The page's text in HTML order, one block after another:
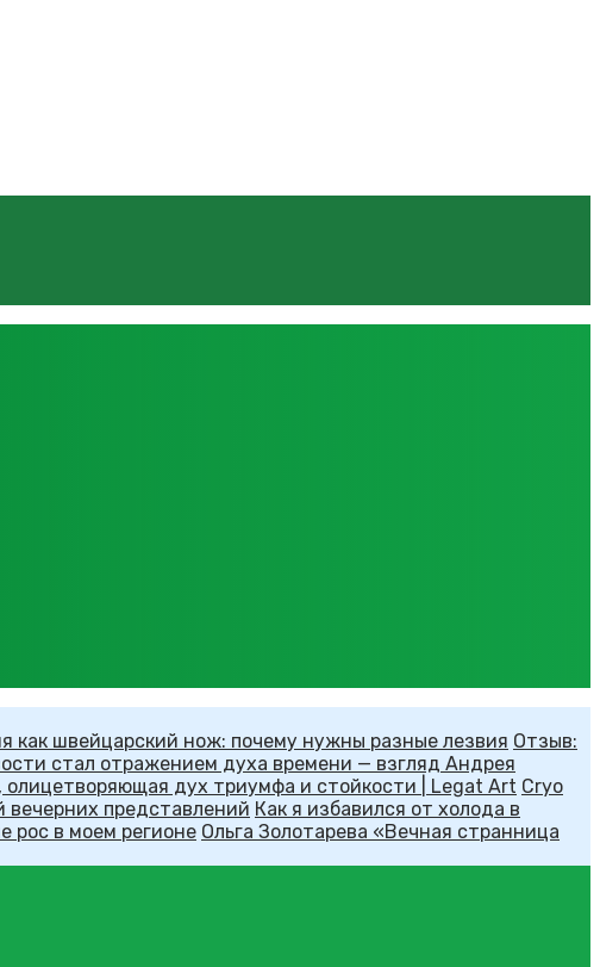
как швейцарский нож: почему нужны разные лезвия Отзыв:
стал отражением духа времени — взгляд Андрея
дух триумфа и стойкости | Legat Art Cryo
вечерних представлений Как я избавился от холода в
рос в моем регионе Ольга Золотарева «Вечная странница